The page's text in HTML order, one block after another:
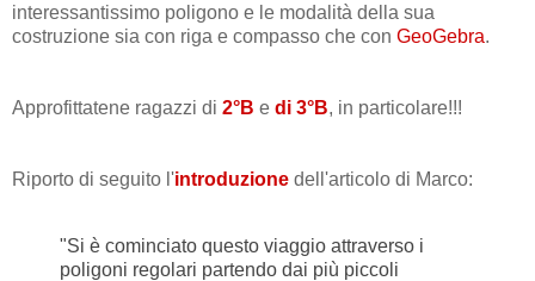
interessantissimo poligono e le modalità della sua
costruzione sia con riga e compasso che con GeoGebra.
Approfittatene ragazzi di 2°B e di 3°B, in particolare!!!
Riporto di seguito l'introduzione dell'articolo di Marco:
"Si è cominciato questo viaggio attraverso i
poligoni regolari partendo dai più piccoli